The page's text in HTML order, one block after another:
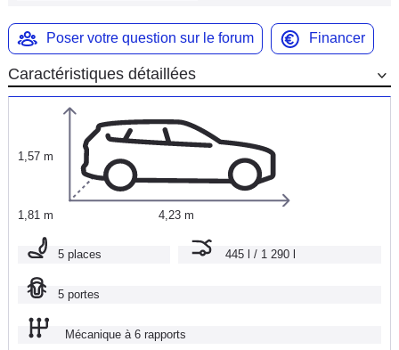
Marques
Poser votre question sur le forum Financer
Caractéristiques détaillées
1,57 m
1,81 m 4,23 m
5 places 445 l / 1 290 l
5 portes
Mécanique à 6 rapports